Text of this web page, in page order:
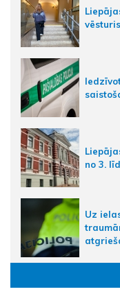
no 3.
Uz